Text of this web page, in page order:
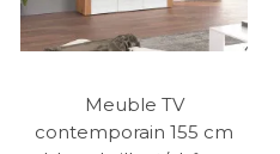
Meuble TV
contemporain 155 cm